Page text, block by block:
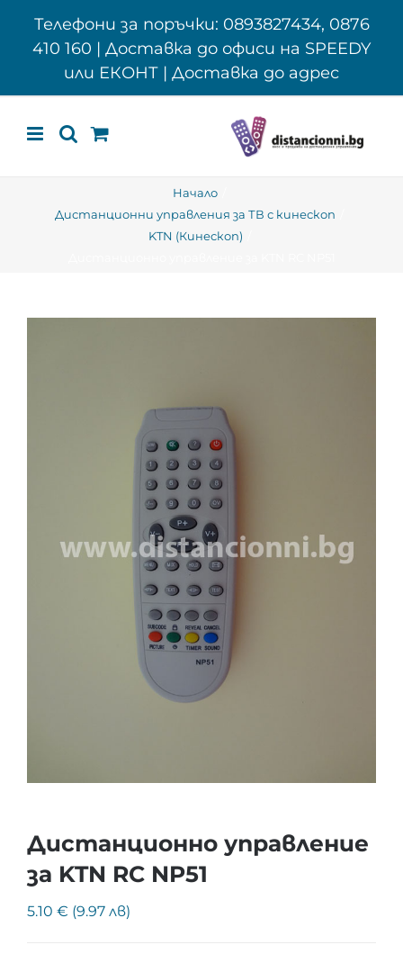
Телефони за поръчки: 0893827434, 0876
410 160 | Доставка до офиси на SPEEDY
или ЕКОНТ | Доставка до адрес
Начало
Дистанционни управления за ТВ с кинескоп
KTN (Кинескоп)
Дистанционно управление
за KTN RC NP51
5.10 € (9.97 лв)